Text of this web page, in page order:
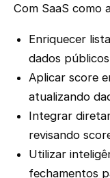
Com SaaS como
Enriquecer
dados
Aplicar score
atualizando
Integrar
revisando
Utilizar
fechamentos